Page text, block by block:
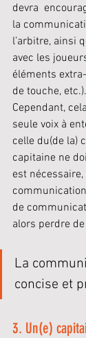
devra
la
l’arbitre, ainsi
avec les
éléments
de touche, etc.).
Cependant,
seule voix à
celle du(de la)
capitaine ne
est
de
alors perdre
La
concise et
3. Un(e)